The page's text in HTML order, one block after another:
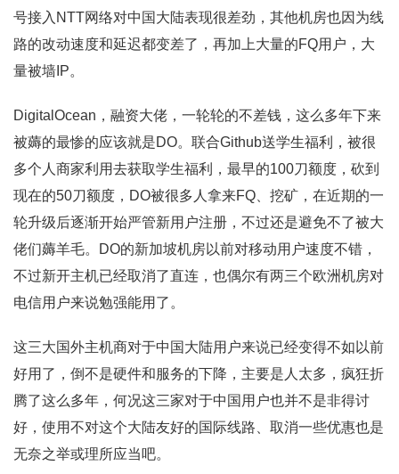
号接入NTT网络对中国大陆表现很差劲，其他机房也因为线
路的改动速度和延迟都变差了，再加上大量的FQ用户，大
量被墙IP。
DigitalOcean，融资大佬，一轮轮的不差钱，这么多年下来
被薅的最惨的应该就是DO。联合Github送学生福利，被很
多个人商家利用去获取学生福利，最早的100刀额度，砍到
现在的50刀额度，DO被很多人拿来FQ、挖矿，在近期的一
轮升级后逐渐开始严管新用户注册，不过还是避免不了被大
佬们薅羊毛。DO的新加坡机房以前对移动用户速度不错，
不过新开主机已经取消了直连，也偶尔有两三个欧洲机房对
电信用户来说勉强能用了。
这三大国外主机商对于中国大陆用户来说已经变得不如以前
好用了，倒不是硬件和服务的下降，主要是人太多，疯狂折
腾了这么多年，何况这三家对于中国用户也并不是非得讨
好，使用不对这个大陆友好的国际线路、取消一些优惠也是
无奈之举或理所应当吧。